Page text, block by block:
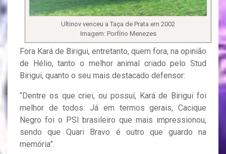
Ultinov venceu a Taça de Prata em 2002
Imagem: Porfírio Menezes
Fora Kará de Birigui, entretanto, quem fora, na opinião
de Hélio, tanto o melhor animal criado pelo Stud
Birigui, quanto o seu mais destacado defensor:
“Dentre os que criei, ou possuí, Kará de Birigui foi
melhor de todos. Já em termos gerais, Cacique
Negro foi o PSI brasileiro que mais impressionou,
sendo que Quari Bravo é outro que guardo na
memória”.